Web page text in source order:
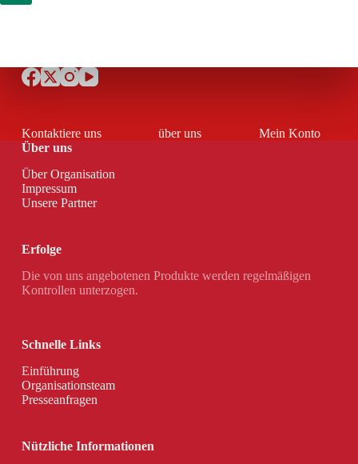
Kontaktiere uns über uns
Mein Konto
Über uns
Über Organisation
Impressum
Unsere Partner
Erfolge
Die von uns angebotenen Produkte werden regelmäßigen
Kontrollen unterzogen.
Schnelle Links
Einführung
Organisationsteam
Presseanfragen
Nützliche Informationen